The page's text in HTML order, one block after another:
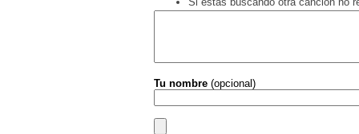
Tu nombre (opcional)